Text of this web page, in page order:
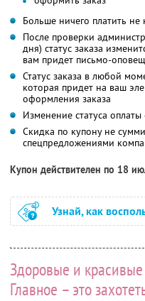
Больше ничего платить не
После проверки
дня) статус заказа
вам придет письмо-
Статус заказа в любой
которая придет на ваш
оформления заказа
Изменение статуса оплаты
Скидка по купону не
спецпредложениями
Купон действителен по 18
Узнай, как
Здоровые и
Главное – это